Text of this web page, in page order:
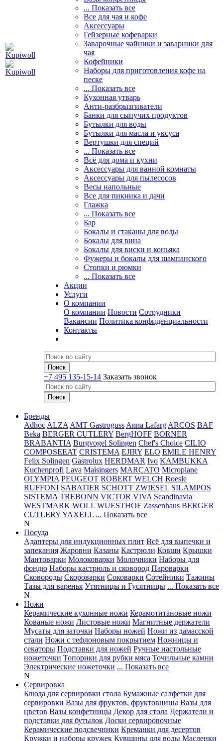
... Показать все
Все для чая и кофе
Аксессуары
Гейзерные кофеварки
Заварочные чайники и заварники для
чая
Кофейники
Наборы для приготовления кофе на
песке
... Показать все
Кухонная утварь
Анти-разбрызгиватели
Банки для сыпучих продуктов
Бутылки для воды
Бутылки для масла и уксуса
Вертушки для специй
... Показать все
Всё для дома и кухни
Аксессуары для ванной комнаты
Аксессуары для пылесосов
Весы напольные
Все для пикника и дачи
Глажка
... Показать все
Бар
Бокалы и стаканы для воды
Бокалы для вина
Бокалы для виски и коньяка
Фужеры и бокалы для шампанского
Стопки и рюмки
... Показать все
Акции
Услуги
О компании
О компании Новости Сотрудники
Вакансии Политика конфиденциальности
Контакты
+7 495 135-15-14 Заказать звонок
Бренды
Adhoc ALZA AMT Gastroguss Anna Lafarg ARCOS BAF
Beka BERGER CUTLERY BergHOFF BORNER
BRABANTIA Burgvogel Solingen Chef's Choice CILIO
COMPOSEEAT CRISTEMA EJIRY ELO EMILE HENRY
Felix Solingen Gastrolux HERDMAR Ivo KAMBUKKA
Kuchenprofi Lava Maisingers MARCATO Microplane
OLYMPIA PEUGEOT ROBERT WELCH Roesle
RUFFONI SABATIER SCHOTT ZWIESEL SILAMPOS
SISTEMA TREBONN VICTOR VIVA Scandinavia
WESTMARK WOLL WUESTHOF Zassenhaus BERGER
CUTLERYYAXELL ... Показать все
N
Посуда
Адаптеры для индукционных плит Всё для выпечки и
запекания Жаровни Казаны Кастрюли Ковши Крышки
Мантоварки Молоковарки Молочники Наборы для
фондю Наборы кастрюль и сковород Пароварки
Сковороды Скороварки Соковарки Сотейники Тажины
Тазы для варенья Утятницы и Гусятницы ... Показать все
N
Ножи
Керамические кухонные ножи Керамотитановые ножи
Кованые ножи Листовые ножи Магнитные держатели
Мусаты для заточки Наборы ножей Ножи из дамасской
стали Ножи с тефлоновым покрытием Ножницы и
секаторы Подставки для ножей Ручные настольные
ножеточки Топорики для рубки мяса Точильные камни
Электрические ножеточки ... Показать все
N
Сервировка
Блюда для сервировки стола Бумажные салфетки для
сервировки Вазы для фруктов, фруктовницы Вазы для
цветов Вазы конфетницы Декор для стола Держатели и
подставки для бутылок Доски сервировочные
Керамические подсвечники Креманки для десертов
Кружки и наборы кружек Кувшины для воды Масленки